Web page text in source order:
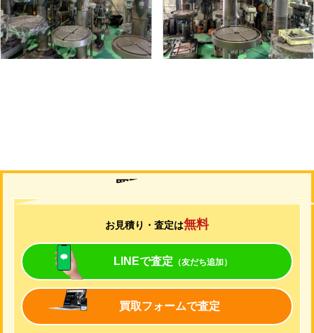
形 式YD2-55
年 式-
形 式YUD-600
年 式-
買取について
お見積り・査定は無料
LINEで査定 （友だち追加）
買取フォームで査定